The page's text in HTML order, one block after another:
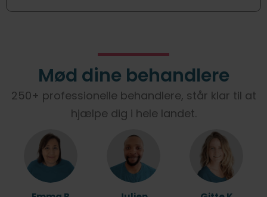
Mød dine behandlere
250+ professionelle behandlere, står klar til at
hjælpe dig i hele landet.